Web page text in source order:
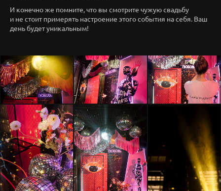
И конечно же помните, что вы смотрите чужую свадьбу
и не стоит примерять настроение этого события на себя. Ваш
день будет уникальным!